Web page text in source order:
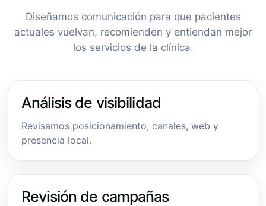
Diseñamos comunicación para que pacientes
actuales vuelvan, recomienden y entiendan mejor
los servicios de la clínica.
Análisis de visibilidad
Revisamos posicionamiento, canales, web y
presencia local.
Revisión de campañas